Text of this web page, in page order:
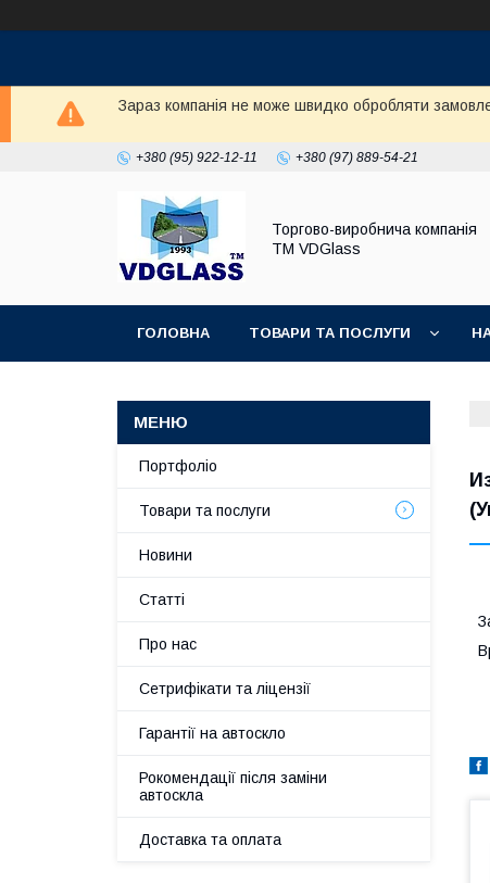
Зараз компанія не може швидко обробляти
+380 (95) 922-12-11 +380 (97) 889-54-21
Торгово-виробнича компанія
ТМ VDGlass
ГОЛОВНА ТОВАРИ ТА ПОСЛУГИ
Портфоліо
Товари та послуги
Новини
Статті
Про нас
Сетрифікати та ліцензії
Гарантії на автоскло
Рокомендації після заміни
автоскла
Доставка та оплата